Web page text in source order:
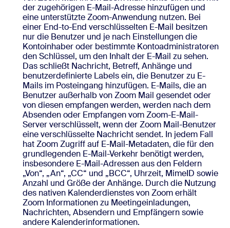
der zugehörigen E-Mail-Adresse hinzufügen und
eine unterstützte Zoom-Anwendung nutzen. Bei
einer End-to-End verschlüsselten E-Mail besitzen
nur die Benutzer und je nach Einstellungen die
Kontoinhaber oder bestimmte Kontoadministratoren
den Schlüssel, um den Inhalt der E-Mail zu sehen.
Das schließt Nachricht, Betreff, Anhänge und
benutzerdefinierte Labels ein, die Benutzer zu E-
Mails im Posteingang hinzufügen. E-Mails, die an
Benutzer außerhalb von Zoom Mail gesendet oder
von diesen empfangen werden, werden nach dem
Absenden oder Empfangen vom Zoom-E-Mail-
Server verschlüsselt, wenn der Zoom Mail-Benutzer
eine verschlüsselte Nachricht sendet. In jedem Fall
hat Zoom Zugriff auf E-Mail-Metadaten, die für den
grundlegenden E-Mail-Verkehr benötigt werden,
insbesondere E-Mail-Adressen aus den Feldern
„Von“, „An“, „CC“ und „BCC“, Uhrzeit, MimeID sowie
Anzahl und Größe der Anhänge. Durch die Nutzung
des nativen Kalenderdienstes von Zoom erhält
Zoom Informationen zu Meetingeinladungen,
Nachrichten, Absendern und Empfängern sowie
andere Kalenderinformationen.